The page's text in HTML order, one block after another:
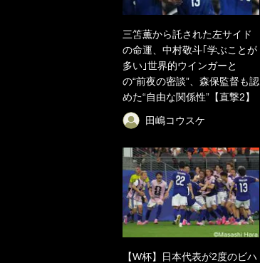
三笘薫から託された左サイド
の命運、中村敬斗｢学ぶことが
多い｣世界的ウインガーと
の“前夜の密談”、森保監督も認
めた“自由な関係性”【直撃2】
田嶋コウスケ
【W杯】日本代表が2度のビハ